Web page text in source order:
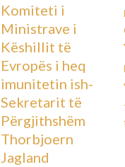
Komiteti i
Ministrave i
Këshillit të
Evropës i heq
imunitetin ish-
Sekretarit të
Përgjithshëm
Thorbjoern
Jagland